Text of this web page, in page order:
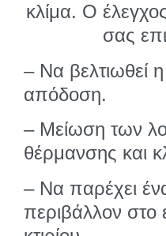
κλίμα. Ο
σας
– Να βελτιωθεί
απόδοση.
– Μείωση των
θέρμανσης και
– Να παρέχει
περιβάλλον στο